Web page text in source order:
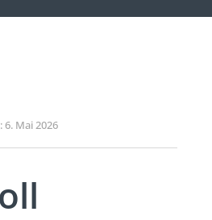
Mai 2026